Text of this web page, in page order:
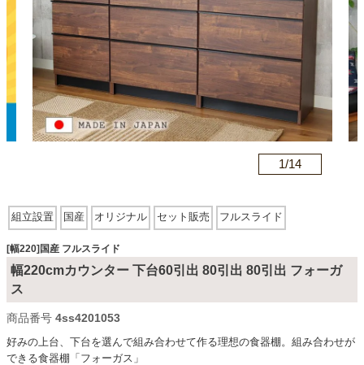
カテゴリから探す
ソファ
ダイニングテーブル・セット
食器棚・キッチン収納
1/14
組立設置 国産 オリジナル セット販売 フルスライド
[幅220]国産 フルスライド
幅220cmカウンター 下台60引出 80引出 80引出 フォーガ
ス
商品番号 4ss4201053
好みの上台、下台を選んで組み合わせて作る理想の食器棚。組み合わせが
できる食器棚「フォーガス」